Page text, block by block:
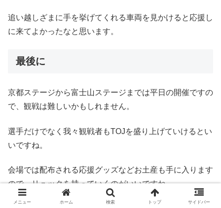
追い越しざまに手を挙げてくれる車両を見かけると応援し
に来てよかったなと思います。
最後に
京都ステージから富士山ステージまでは平日の開催ですの
で、観戦は難しいかもしれません。
選手だけでなく我々観戦者もTOJを盛り上げていけるとい
いですね。
会場では配布される応援グッズなどお土産も手に入ります
ので、リュックを持っていくのがいいですね。
メニュー ホーム 検索 トップ サイドバー